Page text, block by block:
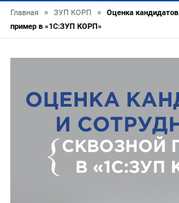
Главная » ЗУП КОРП »
Оценка
пример в «1С:ЗУП КОРП»